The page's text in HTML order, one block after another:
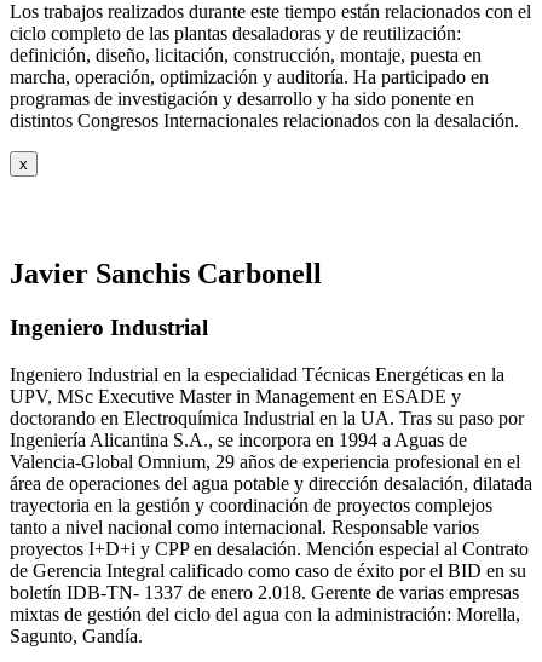
Los trabajos realizados durante este tiempo están relacionados con el
ciclo completo de las plantas desaladoras y de reutilización:
definición, diseño, licitación, construcción, montaje, puesta en
marcha, operación, optimización y auditoría. Ha participado en
programas de investigación y desarrollo y ha sido ponente en
distintos Congresos Internacionales relacionados con la desalación.
x
Javier Sanchis Carbonell
Ingeniero Industrial
Ingeniero Industrial en la especialidad Técnicas Energéticas en la
UPV, MSc Executive Master in Management en ESADE y
doctorando en Electroquímica Industrial en la UA. Tras su paso por
Ingeniería Alicantina S.A., se incorpora en 1994 a Aguas de
Valencia-Global Omnium, 29 años de experiencia profesional en el
área de operaciones del agua potable y dirección desalación, dilatada
trayectoria en la gestión y coordinación de proyectos complejos
tanto a nivel nacional como internacional. Responsable varios
proyectos I+D+i y CPP en desalación. Mención especial al Contrato
de Gerencia Integral calificado como caso de éxito por el BID en su
boletín IDB-TN- 1337 de enero 2.018. Gerente de varias empresas
mixtas de gestión del ciclo del agua con la administración: Morella,
Sagunto, Gandía.